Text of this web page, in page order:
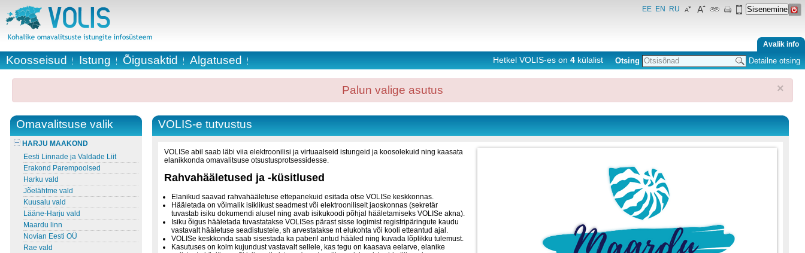
RU
EN
EE
Avalik info
Koosseisud Istung Õigusaktid Algatused Otsing Detailne otsing
Hetkel VOLIS-es on 4 külalist
×
Palun valige asutus
Omavalitsuse valik
HARJU MAAKOND
Eesti Linnade ja Valdade Liit
Erakond Parempoolsed
Harku vald
Jõelähtme vald
Kuusalu vald
Lääne-Harju vald
Maardu linn
Novian Eesti OÜ
Rae vald
VOLIS-e tutvustus
VOLISe abil saab läbi viia elektroonilisi ja virtuaalseid istungeid ja koosolekuid ning kaasata
elanikkonda omavalitsuse otsustusprotsessidesse.
Rahvahääletused ja -küsitlused
Elanikud saavad rahvahääletuse ettepanekuid esitada otse VOLISe keskkonnas.
Hääletada on võimalik isiklikust seadmest või elektrooniliselt jaoskonnas (sekretär
tuvastab isiku dokumendi alusel ning avab isikukoodi põhjal hääletamiseks VOLISe akna).
Isiku õigus hääletada tuvastatakse VOLISes pärast sisse logimist registripäringute kaudu
vastavalt hääletuse seadistustele, sh arvestatakse nt elukohta või kooli etteantud ajal.
VOLISe keskkonda saab sisestada ka paberil antud hääled ning kuvada lõplikku tulemust.
Kasutuses on kolm kujundust vastavalt sellele, kas tegu on kaasava eelarve, elanike